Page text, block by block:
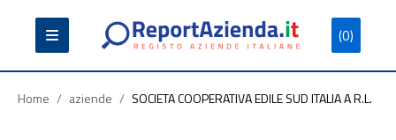
(0)
Partita
Iva
Codice
Fiscale
Ragione
Sociale
Home / aziende / SOCIETA COOPERATIVA EDILE SUD ITALIA A R.L.